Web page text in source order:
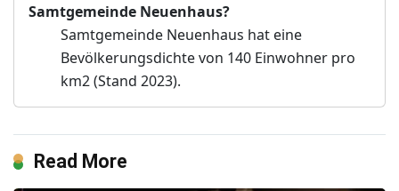
Samtgemeinde Neuenhaus?
Samtgemeinde Neuenhaus hat eine
Bevölkerungsdichte von 140 Einwohner pro
km2 (Stand 2023).
Read More